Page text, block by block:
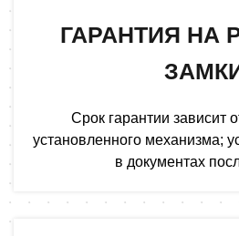
ГАРАНТИЯ НА
Срок гарантии зависит
установленного механизма;
в документах